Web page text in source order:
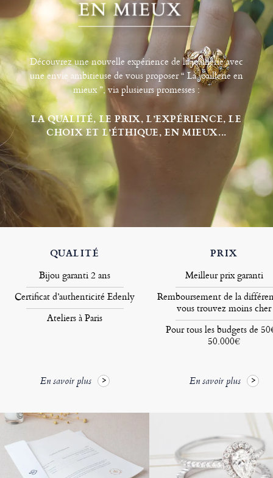
Découvrez une nouvelle expérience de la joaillerie avec
une envie ambitieuse de vous proposer “ La joaillerie en
mieux ”, via plusieurs promesses :
LA QUALITÉ, LE PRIX, L’EXPÉRIENCE, LE
CHOIX ET L’ÉTHIQUE, EN MIEUX...
QUALITÉ
Bijou garanti 2 ans
Certificat d’authenticité Edenly
Ateliers à Paris
En savoir plus
PRIX
Meilleur prix garanti
Remboursement de la
vous trouvez moins cher
Pour tous les budgets de
50.000€
En savoir plus